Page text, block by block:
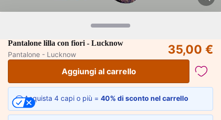
Pantalone lilla con fiori - Lucknow
Pantalone - Lucknow
35,00 €
Aggiungi al carrello
Acquista 4 capi o più = 40% di sconto nel carrello